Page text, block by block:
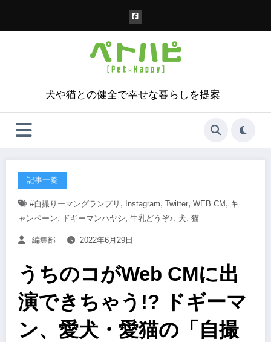
犬や猫との健全で幸せな暮らしを提案
記事一覧
#自撮りーマングランプリ , Instagram, Twitter, WEB CM , キ
ャンペーン, ドギーマンハヤシ, 牛乳どうぞ♪, 犬, 猫
編集部 2022年6月29日
うちのコがWeb CMに出
演できちゃう!? ドギーマ
ン、愛犬・愛猫の「自撮